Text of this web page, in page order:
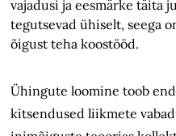
vajadusi ja eesmärke täita
tegutsevad ühiselt, seega
õigust teha koostööd.
Ühingute loomine toob
kitsendused liikmete